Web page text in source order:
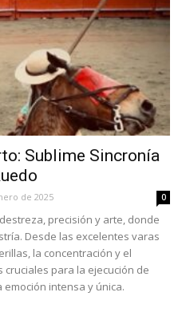
Sublime Sincronía
de 2025 0
precisión y arte, donde
Desde las excelentes varas
la concentración y el
para la ejecución de
intensa y única.